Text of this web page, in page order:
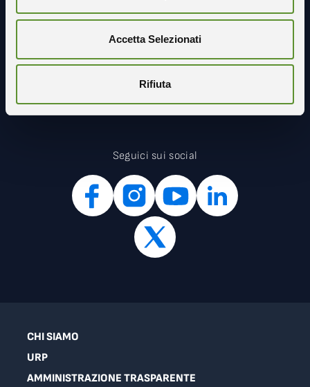
Accetta Selezionati
Rifiuta
Seguici sui social
CHI SIAMO
URP
AMMINISTRAZIONE TRASPARENTE